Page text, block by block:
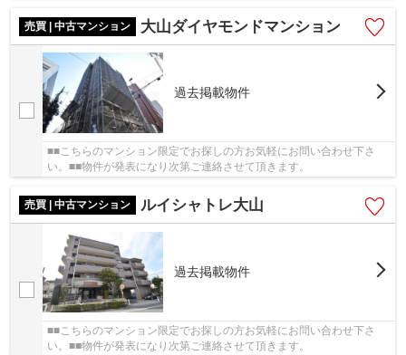
売買 | 中古マンション 大山ダイヤモンドマンション
過去掲載物件
■■こちらのマンション限定でお探しの方お気軽にお問い合わせ下さ
い。■■物件が発表になり次第ご連絡させて頂きます。
売買 | 中古マンション ルイシャトレ大山
過去掲載物件
■■こちらのマンション限定でお探しの方お気軽にお問い合わせ下さ
い。■■物件が発表になり次第ご連絡させて頂きます。